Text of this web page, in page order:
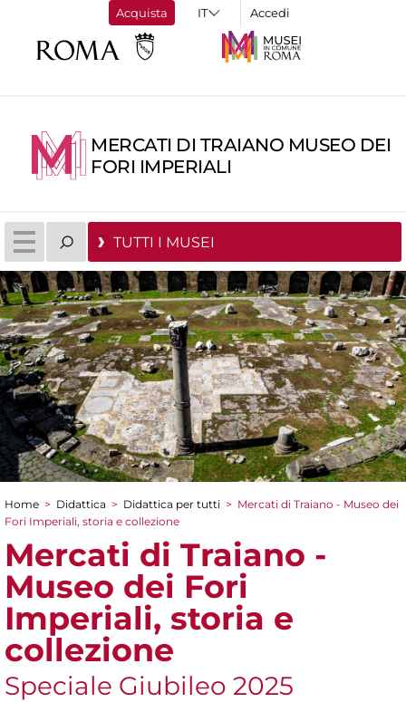
Acquista Accedi
MERCATI DI TRAIANO MUSEO DEI
FORI IMPERIALI
TUTTI I MUSEI
Tu sei qui
Home > Didattica > Didattica per tutti > Mercati di Traiano - Museo dei
Fori Imperiali, storia e collezione
Mercati di Traiano -
Museo dei Fori
Imperiali, storia e
collezione
Speciale Giubileo 2025